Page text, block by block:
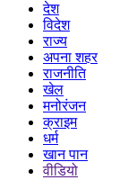
देश
विदेश
राज्य
अपना शहर
राजनीति
खेल
मनोरंजन
क्राइम
धर्म
खान पान
वीडियो